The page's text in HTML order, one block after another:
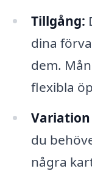
Tillgång:
dina
dem.
flexibla
du
några